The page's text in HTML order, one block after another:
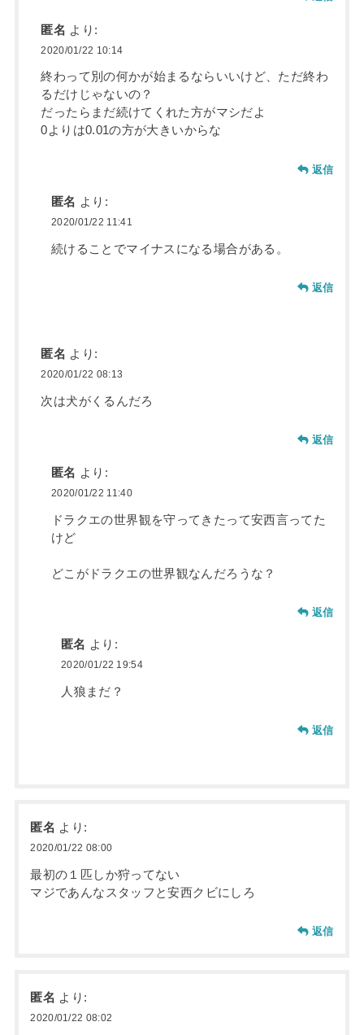
匿名 より:
2020/01/22 10:14
終わって別の何かが始まるならいいけど、ただ終わ
るだけじゃないの？
だったらまだ続けてくれた方がマシだよ
0よりは0.01の方が大きいからな
返信
匿名 より:
2020/01/22 11:41
続けることでマイナスになる場合がある。
返信
匿名 より:
2020/01/22 08:13
次は犬がくるんだろ
返信
匿名 より:
2020/01/22 11:40
ドラクエの世界観を守ってきたって安西言ってた
けど
どこがドラクエの世界観なんだろうな？
返信
匿名 より:
2020/01/22 19:54
人狼まだ？
返信
匿名 より:
2020/01/22 08:00
最初の１匹しか狩ってない
マジであんなスタッフと安西クビにしろ
返信
匿名 より:
2020/01/22 08:02